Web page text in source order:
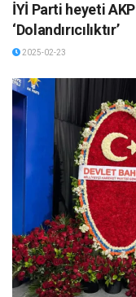
İYİ Parti heyeti
‘Dolandırıcılıktır’
2025-02-23